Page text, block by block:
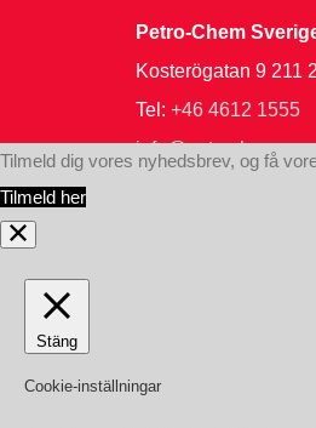
Petro-Chem
Kosterögatan 9 211
Tel: +46 4612 1555
info@petrochem.se
Tilmeld dig vores nyhedsbrev, og få
Tilmeld her
Stäng
Cookie-inställningar